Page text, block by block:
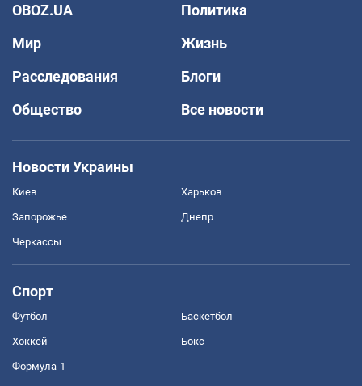
OBOZ.UA
Политика
Мир
Жизнь
Расследования
Блоги
Общество
Все новости
Новости Украины
Киев Харьков
Запорожье Днепр
Черкассы
Спорт
Футбол Баскетбол
Хоккей Бокс
Формула-1